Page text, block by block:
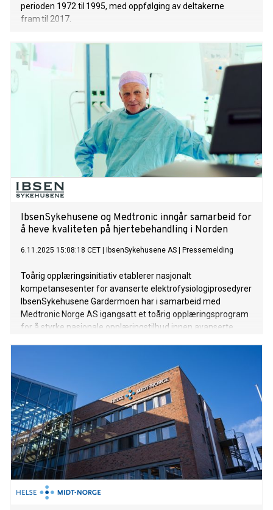
perioden 1972 til 1995, med oppfølging av deltakerne
fram til 2017.
IbsenSykehusene og Medtronic inngår samarbeid for
å heve kvaliteten på hjertebehandling i Norden
6.11.2025 15:08:18 CET IbsenSykehusene AS Pressemelding
Toårig opplæringsinitiativ etablerer nasjonalt
kompetansesenter for avanserte elektrofysiologiprosedyrer
IbsenSykehusene Gardermoen har i samarbeid med
Medtronic Norge AS igangsatt et toårig opplæringsprogram
for å styrke nasjonale opplæringstilbud innen avanserte